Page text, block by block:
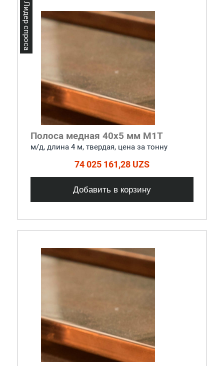
Полоса медная 40х5 мм М1Т
м/д, длина 4 м, твердая, цена за тонну
74 025 161,28 UZS
Добавить в корзину
Лидер спроса